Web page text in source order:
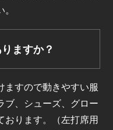
ますか？
ますので動きやすい服
ブ、シューズ、グロー
おります。（左打席用